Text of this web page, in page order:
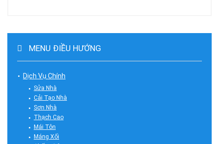
MENU ĐIỀU HƯỚNG
Dịch Vụ Chính
Sửa Nhà
Cải Tạo Nhà
Sơn Nhà
Thạch Cao
Mái Tôn
Máng Xối